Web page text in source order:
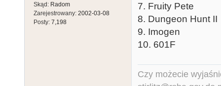
Skąd: Radom
Zarejestrowany: 2002-03-08
Posty: 7,198
7. Fruity Pete
8. Dungeon Hunt II
9. Imogen
10. 601F
Czy możecie